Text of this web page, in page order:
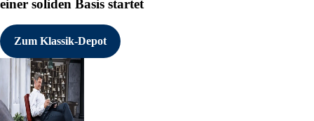
einer soliden Basis startet
Zum Klassik-Depot